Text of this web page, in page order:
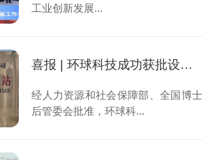
工业创新发展...
喜报 | 环球科技成功获批设立“博士后科研工作站”
经人力资源和社会保障部、全国博士
后管委会批准，环球科...